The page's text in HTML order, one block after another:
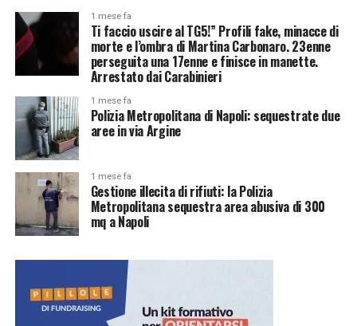
1 mese fa
Ti faccio uscire al TG5!” Profili fake, minacce di
morte e l’ombra di Martina Carbonaro. 23enne
perseguita una 17enne e finisce in manette.
Arrestato dai Carabinieri
1 mese fa
Polizia Metropolitana di Napoli: sequestrate due
aree in via Argine
1 mese fa
Gestione illecita di rifiuti: la Polizia
Metropolitana sequestra area abusiva di 300
mq a Napoli